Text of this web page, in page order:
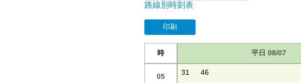
路線別時刻表
印刷
時 平日 08/07
05 31 46